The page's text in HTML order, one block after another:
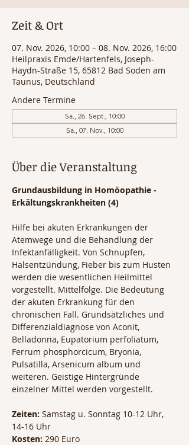
Zeit & Ort
07. Nov. 2026, 10:00 – 08. Nov. 2026, 16:00
Heilpraxis Emde/Hartenfels, Joseph-
Haydn-Straße 15, 65812 Bad Soden am
Taunus, Deutschland
Andere Termine
Sa., 26. Sept., 10:00
Sa., 07. Nov., 10:00
Über die Veranstaltung
Grundausbildung in Homöopathie -
Erkältungskrankheiten (4)
Hilfe bei akuten Erkrankungen der
Atemwege und die Behandlung der
Infektanfälligkeit. Von Schnupfen,
Halsentzündung, Fieber bis zum Husten
werden die wesentlichen Heilmittel
vorgestellt. Mittelfolge. Die Bedeutung
der akuten Erkrankung für den
chronischen Fall. Grundsätzliches und
Differenzialdiagnose von Aconit,
Belladonna, Eupatorium perfoliatum,
Ferrum phosphorcicum, Bryonia,
Pulsatilla, Arsenicum album und
weiteren. Geistige Hintergründe
einzelner Mittel werden vorgestellt.
Zeiten: Samstag u. Sonntag 10-12 Uhr,
14-16 Uhr
Kosten: 290 Euro